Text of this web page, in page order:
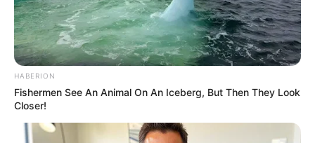
12 meter. Sisa bagian 12 meter itu cukup untuk
tempat peluncur torpedo sepanjang 4 meter.
Bagian bawah lunas kapal dipasang hull mounted
sonar.
Sudah lengkap tuh KCR jadi korvet.
lengkap sensor dan senjata.
HABERION
Fishermen See An Animal On An Iceberg, But Then They Look
Closer!